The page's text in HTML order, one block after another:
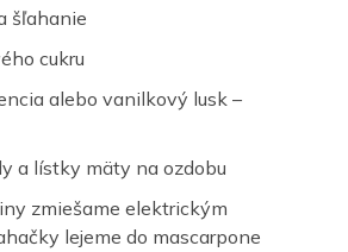
šľahanie
cukru
alebo vanilkový lusk –
a lístky mäty na ozdobu
zmiešame elektrickým
lejeme do mascarpone